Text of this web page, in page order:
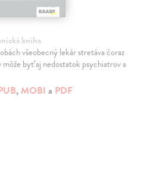
kniha
všeobecný lekár stretáva čoraz
môže byť aj nedostatok psychiatrov a
, MOBI a PDF